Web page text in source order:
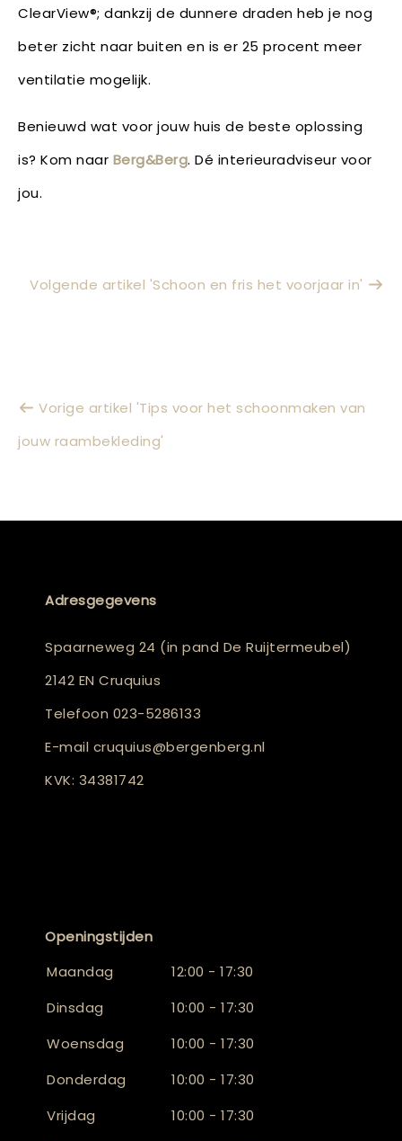
ClearView®; dankzij de dunnere draden heb je nog
beter zicht naar buiten en is er 25 procent meer
ventilatie mogelijk.
Benieuwd wat voor jouw huis de beste oplossing
is? Kom naar Berg&Berg. Dé interieuradviseur voor
jou.
Volgende artikel 'Schoon en fris het voorjaar in'
Vorige artikel 'Tips voor het schoonmaken van
jouw raambekleding'
Adresgegevens
Spaarneweg 24 (in pand De Ruijtermeubel)
2142 EN Cruquius
Telefoon 023-5286133
E-mail cruquius@bergenberg.nl
KVK: 34381742
Openingstijden
Maandag
12:00 - 17:30
Dinsdag
10:00 - 17:30
Woensdag
10:00 - 17:30
Donderdag
10:00 - 17:30
Vrijdag
10:00 - 17:30